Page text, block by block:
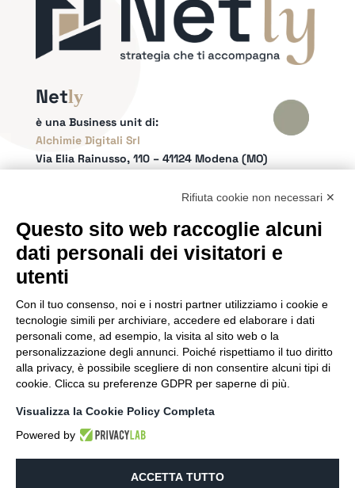
Netly
è una Business unit di:
Alchimie Digitali Srl
Via Elia Rainusso, 110 – 41124 Modena (MO)
REA Modena 01/02/2005 N. 346879
Email:info@netly.it
PEC:alchimiedigitali@pec.adigitali.it
Sitemap
SEGUICI SUI SOCIAL
SIAMO PARTNER DI
Rifiuta cookie non necessari ✕
Questo sito web raccoglie alcuni
dati personali dei visitatori e
utenti
Con il tuo consenso, noi e i nostri partner utilizziamo i cookie e
tecnologie simili per archiviare, accedere ed elaborare i dati
personali come, ad esempio, la visita al sito web o la
personalizzazione degli annunci. Poiché rispettiamo il tuo diritto
alla privacy, è possibile scegliere di non consentire alcuni tipi di
cookie. Clicca su preferenze GDPR per saperne di più.
Visualizza la Cookie Policy Completa
Powered by
ACCETTA TUTTO